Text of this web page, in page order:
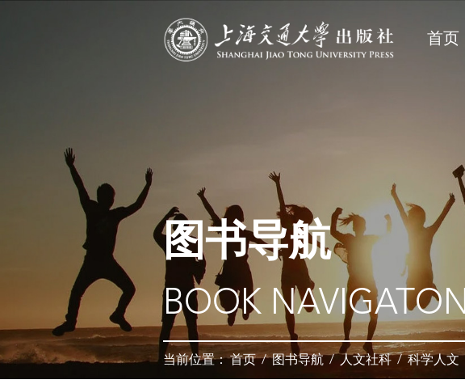
首页
图书导航
BOOK NAVIGATON
当前位置：首页/图书导航 / 人文社科 / 科学人文